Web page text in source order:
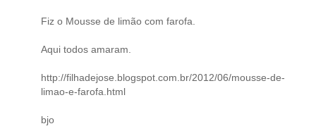
Fiz o Mousse de limão com farofa.
Aqui todos amaram.
http://filhadejose.blogspot.com.br/2012/06/mousse-de-
limao-e-farofa.html
bjo